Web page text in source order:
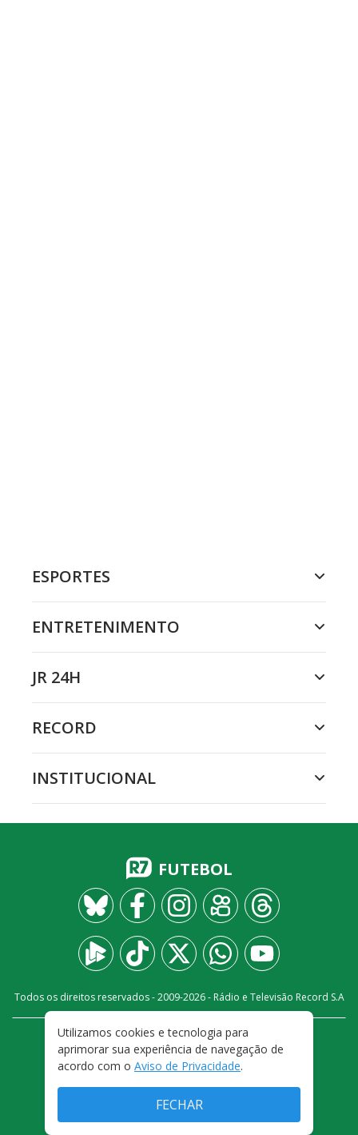
ESPORTES
ENTRETENIMENTO
JR 24H
RECORD
INSTITUCIONAL
FUTEBOL
Todos os direitos reservados - 2009-2026- Rádio e Televisão Record S.A
FALE CONOSCO
PRIVACIDADE
TERMOS E CONDIÇÕES DE USO
Utilizamos cookies e tecnologia para
aprimorar sua experiência de navegação de
acordo com o Aviso de Privacidade.
FECHAR